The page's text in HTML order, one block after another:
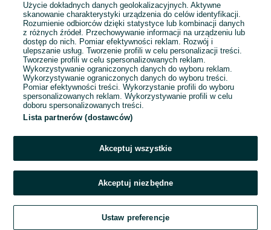
Przejdź na stronę główną
Użycie dokładnych danych geolokalizacyjnych. Aktywne
skanowanie charakterystyki urządzenia do celów identyfikacji.
Rozumienie odbiorców dzięki statystyce lub kombinacji danych
z różnych źródeł. Przechowywanie informacji na urządzeniu lub
dostęp do nich. Pomiar efektywności reklam. Rozwój i
ulepszanie usług. Tworzenie profili w celu personalizacji treści.
Tworzenie profili w celu spersonalizowanych reklam.
Wykorzystywanie ograniczonych danych do wyboru reklam.
Wykorzystywanie ograniczonych danych do wyboru treści.
Pomiar efektywności treści. Wykorzystanie profili do wyboru
spersonalizowanych reklam. Wykorzystywanie profili w celu
doboru spersonalizowanych treści.
Lista partnerów (dostawców)
Akceptuj wszystkie
Akceptuj niezbędne
Ustaw preferencje